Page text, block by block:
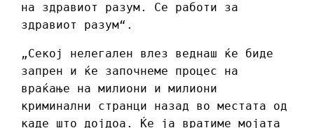
на здравиот разум. Се работи за
здравиот разум“.
„Секој нелегален влез веднаш ќе биде
запрен и ќе започнеме процес на
враќање на милиони и милиони
криминални странци назад во местата од
каде што дојдоа. Ќе ја вратиме мојата